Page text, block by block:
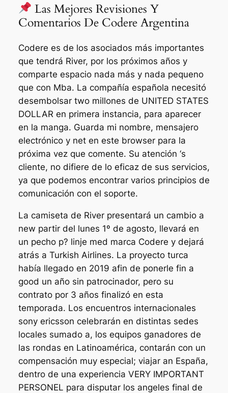
Las Mejores Revisiones Y
Comentarios De Codere Argentina
Codere es de los asociados más importantes
que tendrá River, por los próximos años y
comparte espacio nada más y nada pequeno
que con Mba. La compañía española necesitó
desembolsar two millones de UNITED STATES
DOLLAR en primera instancia, para aparecer
en la manga. Guarda mi nombre, mensajero
electrónico y net en este browser para la
próxima vez que comente. Su atención ‘s
cliente, no difiere de lo eficaz de sus servicios,
ya que podemos encontrar varios principios de
comunicación con el soporte.
La camiseta de River presentará un cambio a
new partir del lunes 1º de agosto, llevará en
un pecho p? linje med marca Codere y dejará
atrás a Turkish Airlines. La proyecto turca
había llegado en 2019 afin de ponerle fin a
good un año sin patrocinador, pero su
contrato por 3 años finalizó en esta
temporada. Los encuentros internacionales
sony ericsson celebrarán en distintas sedes
locales sumado a, los equipos ganadores de
las rondas en Latinoamérica, contarán con un
compensación muy especial; viajar an España,
dentro de una experiencia VERY IMPORTANT
PERSONEL para disputar los angeles final de